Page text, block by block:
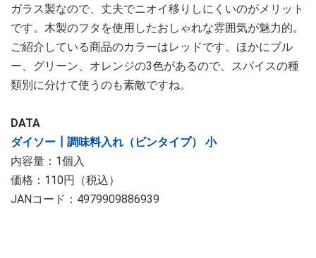
ガラス製なので、丈夫でニオイ移りしにくいのがメリット
です。木製のフタを使用したおしゃれな雰囲気が魅力的。
ご紹介している商品のカラーはレッドです。ほかにブル
ー、グリーン、オレンジの3色があるので、スパイスの種
類別に分けて使うのも素敵ですね。
DATA
ダイソー┃調味料入れ（ビンタイプ） 小
内容量：1個入
価格：110円（税込）
JANコード：4979909886939